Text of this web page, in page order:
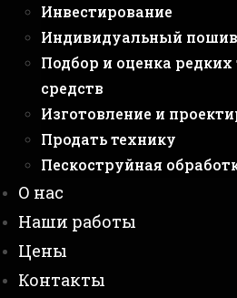
Инвестирование
Индивидуальный пошив
Подбор и оценка
средств
Изготовление и
Продать технику
Пескоструйная
О нас
Наши работы
Цены
Контакты